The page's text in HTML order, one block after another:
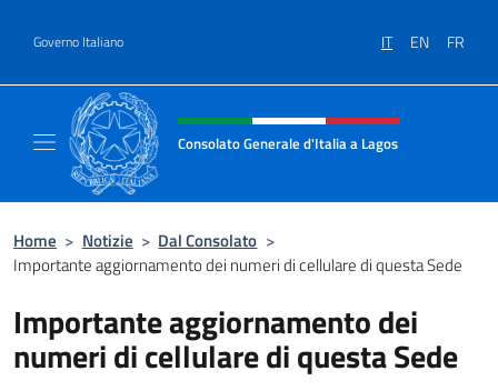
Governo Italiano IT EN FR
Intestazione sito, social e menù
Consolato Generale d'Italia a Lagos
Home > Notizie > Dal Consolato >
Importante aggiornamento dei numeri di cellulare di questa Sede
Importante aggiornamento dei
numeri di cellulare di questa Sede